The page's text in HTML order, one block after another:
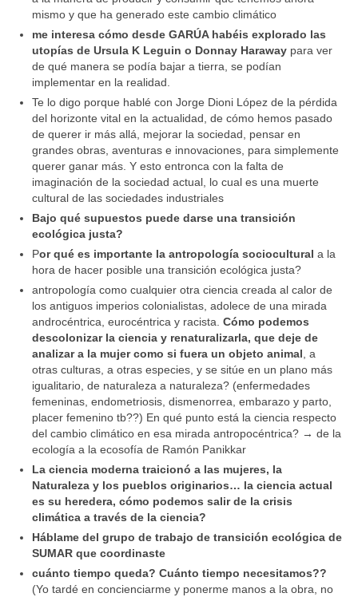
mismo y que ha generado este cambio climático
me interesa cómo desde GARÚA habéis explorado las
utopías de Ursula K Leguin o Donnay Haraway para ver
de qué manera se podía bajar a tierra, se podían
implementar en la realidad.
Te lo digo porque hablé con Jorge Dioni López de la pérdida
del horizonte vital en la actualidad, de cómo hemos pasado
de querer ir más allá, mejorar la sociedad, pensar en
grandes obras, aventuras e innovaciones, para simplemente
querer ganar más. Y esto entronca con la falta de
imaginación de la sociedad actual, lo cual es una muerte
cultural de las sociedades industriales
Bajo qué supuestos puede darse una transición
ecológica justa?
Por qué es importante la antropología sociocultural a la
hora de hacer posible una transición ecológica justa?
antropología como cualquier otra ciencia creada al calor de
los antiguos imperios colonialistas, adolece de una mirada
androcéntrica, eurocéntrica y racista. Cómo podemos
descolonizar la ciencia y renaturalizarla, que deje de
analizar a la mujer como si fuera un objeto animal, a
otras culturas, a otras especies, y se sitúe en un plano más
igualitario, de naturaleza a naturaleza? (enfermedades
femeninas, endometriosis, dismenorrea, embarazo y parto,
placer femenino tb??) En qué punto está la ciencia respecto
del cambio climático en esa mirada antropocéntrica? → de la
ecología a la ecosofía de Ramón Panikkar
La ciencia moderna traicionó a las mujeres, la
Naturaleza y los pueblos originarios… la ciencia actual
es su heredera, cómo podemos salir de la crisis
climática a través de la ciencia?
Háblame del grupo de trabajo de transición ecológica de
SUMAR que coordinaste
cuánto tiempo queda? Cuánto tiempo necesitamos??
(Yo tardé en concienciarme y ponerme manos a la obra, no